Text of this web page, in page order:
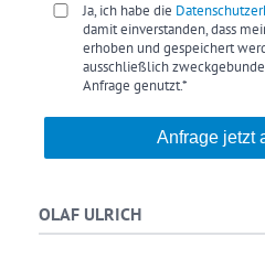
Ja, ich habe die
damit einverstanden, dass
erhoben und gespeichert
ausschließlich
Anfrage genutzt.*
Anfrage jetzt
OLAF ULRICH